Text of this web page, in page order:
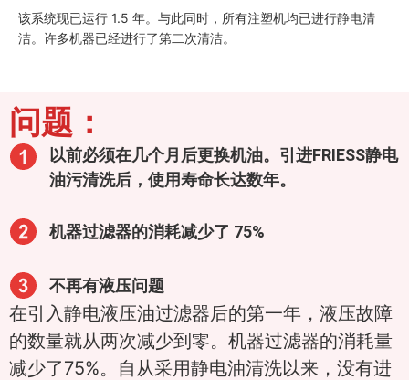
该系统现已运行 1.5 年。与此同时，所有注塑机均已进行静电清
洁。许多机器已经进行了第二次清洁。
问题：
以前必须在几个月后更换机油。引进FRIESS静电
油污清洗后，使用寿命长达数年。
机器过滤器的消耗减少了 75%
不再有液压问题
在引入静电液压油过滤器后的第一年，液压故障
的数量就从两次减少到零。机器过滤器的消耗量
减少了75%。自从采用静电油清洗以来，没有进